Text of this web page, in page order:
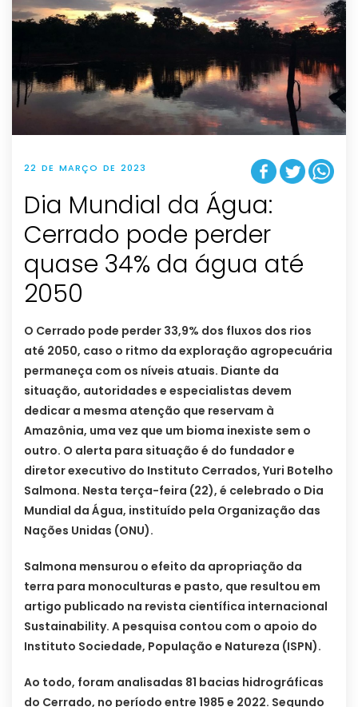
22 DE MARÇO DE 2023
Dia Mundial da Água:
Cerrado pode perder
quase 34% da água até
2050
O Cerrado pode perder 33,9% dos fluxos dos rios
até 2050, caso o ritmo da exploração agropecuária
permaneça com os níveis atuais. Diante da
situação, autoridades e especialistas devem
dedicar a mesma atenção que reservam à
Amazônia, uma vez que um bioma inexiste sem o
outro. O alerta para situação é do fundador e
diretor executivo do Instituto Cerrados, Yuri Botelho
Salmona. Nesta terça-feira (22), é celebrado o Dia
Mundial da Água, instituído pela Organização das
Nações Unidas (ONU).
Salmona mensurou o efeito da apropriação da
terra para monoculturas e pasto, que resultou em
artigo publicado na revista científica internacional
Sustainability. A pesquisa contou com o apoio do
Instituto Sociedade, População e Natureza (ISPN).
Ao todo, foram analisadas 81 bacias hidrográficas
do Cerrado, no período entre 1985 e 2022. Segundo